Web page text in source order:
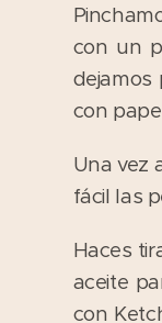
con un
dejamos
con
Una vez
fácil las
Haces
aceite
con